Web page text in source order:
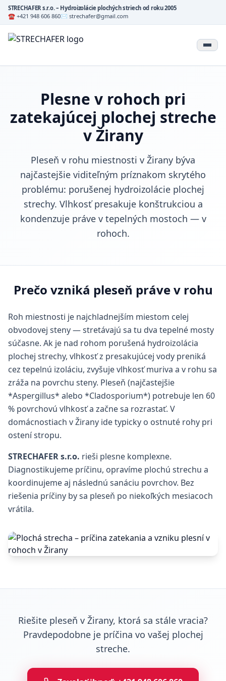
STRECHAFER s.r.o. – Hydroizolácie plochých striech od roku 2005
☎ +421 948 606 860✉ strechafer@gmail.com
Plesne v rohoch pri
zatekajúcej plochej streche
v Žirany
Pleseň v rohu miestnosti v Žirany býva
najčastejšie viditeľným príznakom skrytého
problému: porušenej hydroizolácie plochej
strechy. Vlhkosť presakuje konštrukciou a
kondenzuje práve v tepelných mostoch — v
rohoch.
Prečo vzniká pleseň práve v rohu
Roh miestnosti je najchladnejším miestom celej
obvodovej steny — stretávajú sa tu dva tepelné mosty
súčasne. Ak je nad rohom porušená hydroizolácia
plochej strechy, vlhkosť z presakujúcej vody preniká
cez tepelnú izoláciu, zvyšuje vlhkosť muriva a v rohu sa
zráža na povrchu steny. Pleseň (najčastejšie
*Aspergillus* alebo *Cladosporium*) potrebuje len 60
% povrchovú vlhkosť a začne sa rozrastať. V
domácnostiach v Žirany ide typicky o ostnuté rohy pri
ostení stropu.
STRECHAFER s.r.o. rieši plesne komplexne.
Diagnostikujeme príčinu, opravíme plochú strechu a
koordinujeme aj následnú sanáciu povrchov. Bez
riešenia príčiny by sa pleseň po niekoľkých mesiacoch
vrátila.
Riešite pleseň v Žirany, ktorá sa stále vracia?
Pravdepodobne je príčina vo vašej plochej
streche.